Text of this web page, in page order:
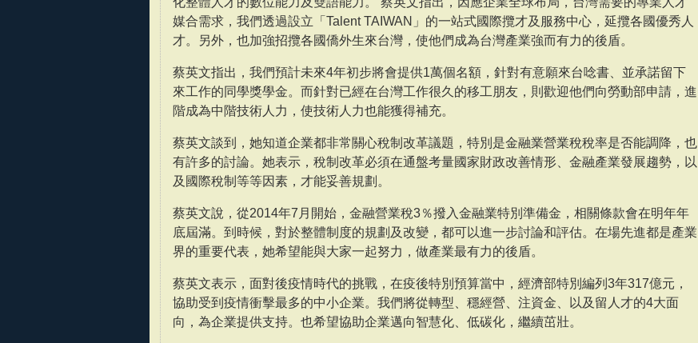
媒合需求，我們透過設立「Talent TAIWAN」的一站式國際攬才及服務中心，延攬各國優秀人
才。另外，也加強招攬各國僑外生來台灣，使他們成為台灣產業強而有力的後盾。
蔡英文指出，我們預計未來4年初步將會提供1萬個名額，針對有意願來台唸書、並承諾留下
來工作的同學獎學金。而針對已經在台灣工作很久的移工朋友，則歡迎他們向勞動部申請，進
階成為中階技術人力，使技術人力也能獲得補充。
蔡英文談到，她知道企業都非常關心稅制改革議題，特別是金融業營業稅稅率是否能調降，也
有許多的討論。她表示，稅制改革必須在通盤考量國家財政改善情形、金融產業發展趨勢，以
及國際稅制等等因素，才能妥善規劃。
蔡英文說，從2014年7月開始，金融營業稅3％撥入金融業特別準備金，相關條款會在明年年
底屆滿。到時候，對於整體制度的規劃及改變，都可以進一步討論和評估。在場先進都是產業
界的重要代表，她希望能與大家一起努力，做產業最有力的後盾。
蔡英文表示，面對後疫情時代的挑戰，在疫後特別預算當中，經濟部特別編列3年317億元，
協助受到疫情衝擊最多的中小企業。我們將從轉型、穩經營、注資金、以及留人才的4大面
向，為企業提供支持。也希望協助企業邁向智慧化、低碳化，繼續茁壯。